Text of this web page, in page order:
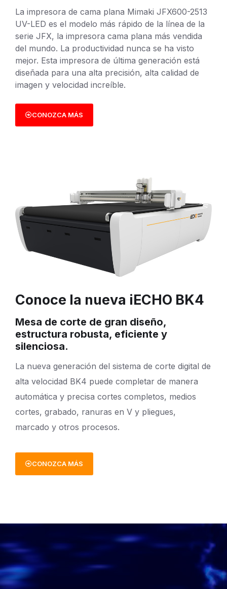
La impresora de cama plana Mimaki JFX600-2513
UV-LED es el modelo más rápido de la línea de la
serie JFX, la impresora cama plana más vendida
del mundo. La productividad nunca se ha visto
mejor. Esta impresora de última generación está
diseñada para una alta precisión, alta calidad de
imagen y velocidad increíble.
CONOZCA MÁS
Conoce la nueva iECHO BK4
Mesa de corte de gran diseño,
estructura robusta, eficiente y
silenciosa.
La nueva generación del sistema de corte digital de
alta velocidad BK4 puede completar de manera
automática y precisa cortes completos, medios
cortes, grabado, ranuras en V y pliegues,
marcado y otros procesos.
CONOZCA MÁS